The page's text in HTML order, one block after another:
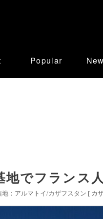
Popular
地でフランス
地：アルマトイ/カザフスタン [ カ